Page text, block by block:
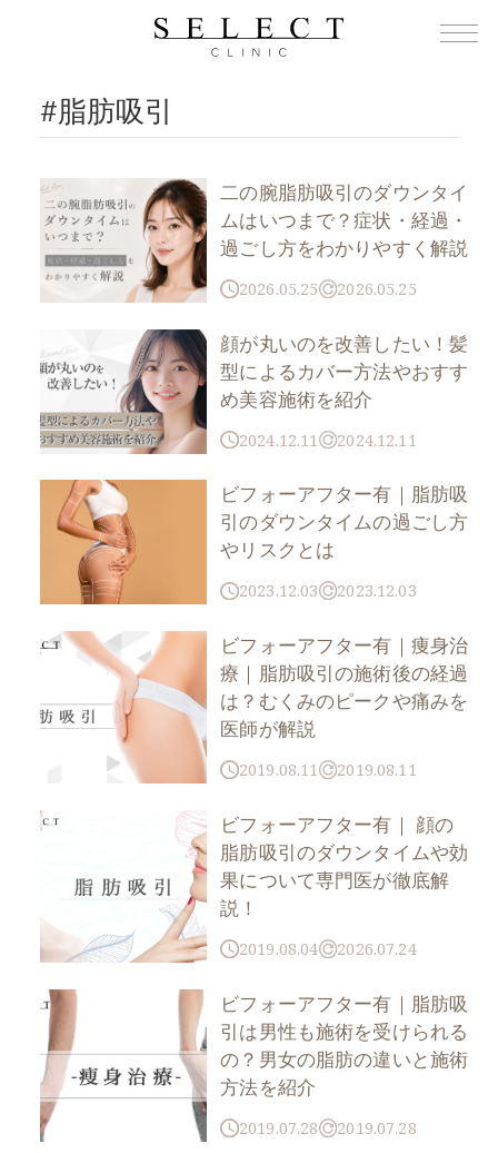
#脂肪吸引
二の腕脂肪吸引のダウンタイ
ムはいつまで？症状・経過・
過ごし方をわかりやすく解説
2026.05.25 2026.05.25
顔が丸いのを改善したい！髪
型によるカバー方法やおすす
め美容施術を紹介
2024.12.11 2024.12.11
ビフォーアフター有｜脂肪吸
引のダウンタイムの過ごし方
やリスクとは
2023.12.03 2023.12.03
ビフォーアフター有｜痩身治
療｜脂肪吸引の施術後の経過
は？むくみのピークや痛みを
医師が解説
2019.08.11 2019.08.11
ビフォーアフター有｜ 顔の
脂肪吸引のダウンタイムや効
果について専門医が徹底解
説！
2019.08.04 2026.07.24
ビフォーアフター有｜脂肪吸
引は男性も施術を受けられる
の？男女の脂肪の違いと施術
方法を紹介
2019.07.28 2019.07.28